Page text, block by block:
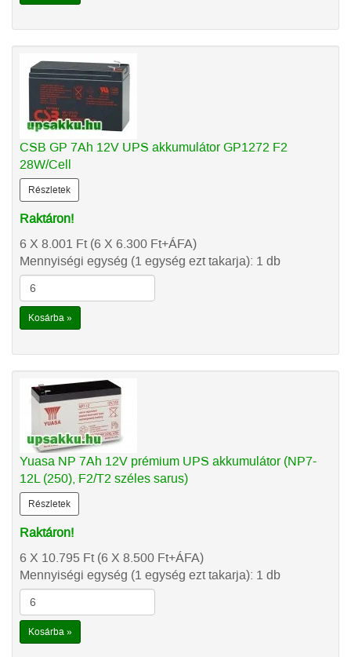
CSB GP 7Ah 12V UPS akkumulátor GP1272 F2
28W/Cell
Részletek
Raktáron!
6 X 8.001 Ft(6 X 6.300 Ft+ÁFA)
Mennyiségi egység (1 egység ezt takarja): 1 db
Kosárba »
Yuasa NP 7Ah 12V prémium UPS akkumulátor (NP7-
12L (250), F2/T2 széles sarus)
Részletek
Raktáron!
6 X 10.795 Ft(6 X 8.500 Ft+ÁFA)
Mennyiségi egység (1 egység ezt takarja): 1 db
Kosárba »